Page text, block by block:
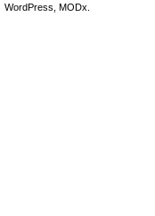
WordPress, MODx.